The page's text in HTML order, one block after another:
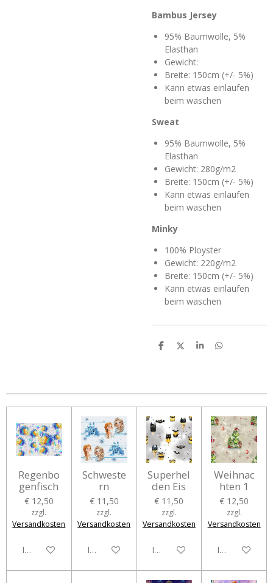
Bambus Jersey
95% Baumwolle, 5%
Elasthan
Gewicht:
Breite: 150cm (+/- 5%)
Kann etwas einlaufen
beim waschen
Sweat
95% Baumwolle, 5%
Elasthan
Gewicht: 280g/m2
Breite: 150cm (+/- 5%)
Kann etwas einlaufen
beim waschen
Minky
100% Ployster
Gewicht: 220g/m2
Breite: 150cm (+/- 5%)
Kann etwas einlaufen
beim waschen
T
n
T
n
T
n
T
n
Regenbo
genfisch
€ 12,50
zzgl.
Versandkosten
In den Warenkorb
Schweste
rn
€ 11,50
zzgl.
Versandkosten
In den Warenkorb
Superhel
den Eis
€ 11,50
zzgl.
Versandkosten
In den Warenkorb
Weihnac
hten 1
€ 12,50
zzgl.
Versandkosten
In den